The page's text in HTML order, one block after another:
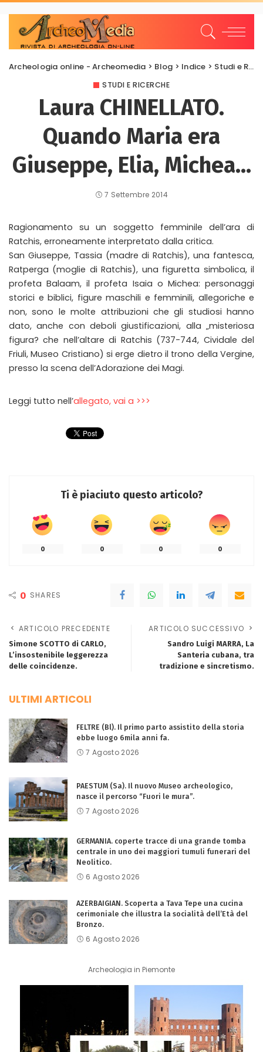
Archeologia online - Archeomedia > Blog > Indice > Studi e Ricerche
STUDI E RICERCHE
Laura CHINELLATO.
Quando Maria era
Giuseppe, Elia, Michea…
7 Settembre 2014
Ragionamento su un soggetto femminile dell’ara di
Ratchis, erroneamente interpretato dalla critica.
San Giuseppe, Tassia (madre di Ratchis), una fantesca,
Ratperga (moglie di Ratchis), una figuretta simbolica, il
profeta Balaam, il profeta Isaia o Michea: personaggi
storici e biblici, figure maschili e femminili, allegoriche e
non, sono le molte attribuzioni che gli studiosi hanno
dato, anche con deboli giustificazioni, alla „misteriosa
figura? che nell’altare di Ratchis (737-744, Cividale del
Friuli, Museo Cristiano) si erge dietro il trono della Vergine,
presso la scena dell’Adorazione dei Magi.
Leggi tutto nell’allegato, vai a >>>
Ti è piaciuto questo articolo?
0 0 0 0
0 SHARES
ARTICOLO PRECEDENTE
Simone SCOTTO di CARLO,
L’insostenibile leggerezza
delle coincidenze.
ARTICOLO SUCCESSIVO
Sandro Luigi MARRA, La
Santeria cubana, tra
tradizione e sincretismo.
ULTIMI ARTICOLI
FELTRE (Bl). Il primo parto assistito della storia
ebbe luogo 6mila anni fa.
7 Agosto 2026
PAESTUM (Sa). Il nuovo Museo archeologico,
nasce il percorso “Fuori le mura”.
7 Agosto 2026
GERMANIA. coperte tracce di una grande tomba
centrale in uno dei maggiori tumuli funerari del
Neolitico.
6 Agosto 2026
AZERBAIGIAN. Scoperta a Tava Tepe una cucina
cerimoniale che illustra la socialità dell’Età del
Bronzo.
6 Agosto 2026
Archeologia in Piemonte